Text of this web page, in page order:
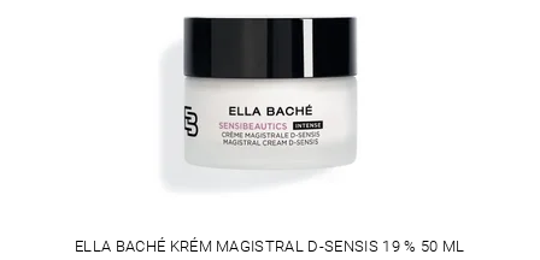
ELLA BACHÉ KRÉM MAGISTRAL D-SENSIS 19 % 50 ML